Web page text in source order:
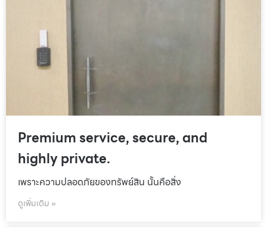
Premium service, secure, and
highly private.
เพราะความปลอดภัยของทรัพย์สิน นั้นคือสิ่ง
ดูเพิ่มเติม »